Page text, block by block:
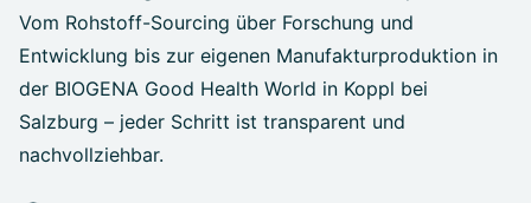
Vom Rohstoff-Sourcing über Forschung und
Entwicklung bis zur eigenen Manufakturproduktion in
der BIOGENA Good Health World in Koppl bei
Salzburg – jeder Schritt ist transparent und
nachvollziehbar.